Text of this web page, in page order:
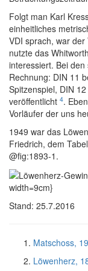
Folgt man Karl
einheitliches
VDI sprach, war
nutzte das
interessiert. Bei
Rechnung: DIN 11
Spitzenspiel, DIN
veröffentlicht 4.
Vorläufer der uns
1949 war das
Friedrich, dem
@fig:1893-1.
width=9cm}
Stand: 25.7.2016
Matschoss,
Löwenherz,